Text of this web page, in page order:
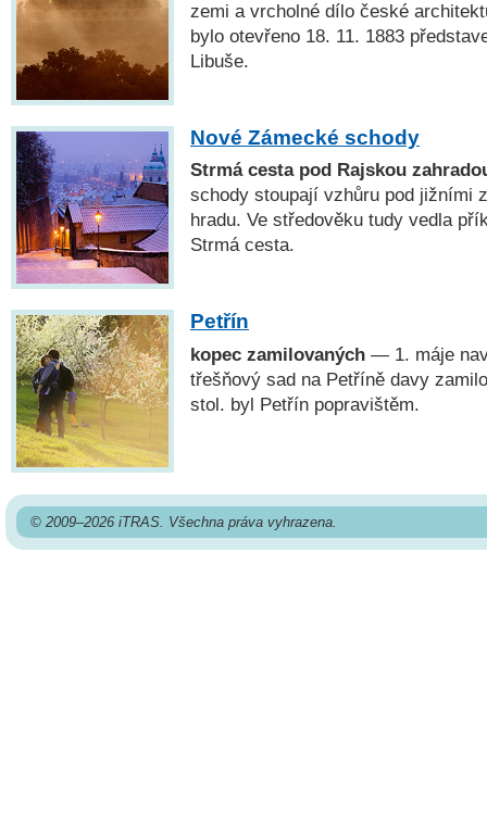
zemi a vrcholné dílo české
bylo otevřeno 18. 11. 1883
Libuše.
Nové Zámecké schody
Strmá cesta pod Rajskou
schody stoupají vzhůru pod jižními
hradu. Ve středověku tudy vedla
Strmá cesta.
Petřín
kopec zamilovaných — 1. máje
třešňový sad na Petříně davy
stol. byl Petřín popravištěm.
© 2009–2026 iTRAS. Všechna práva vyhrazena.